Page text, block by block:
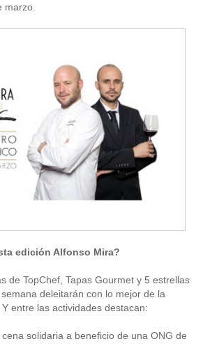
marzo.
edición Alfonso Mira?
de TopChef, Tapas Gourmet y 5 estrellas
deleitarán con lo mejor de la
entre las actividades destacan:
solidaria a beneficio de una ONG de